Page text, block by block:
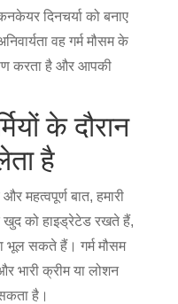
दिनचर्या को बनाए
वह गर्म मौसम के
करता है और आपकी
के दौरान
है
महत्वपूर्ण बात, हमारी
खुद को हाइड्रेटेड रखते हैं,
भूल सकते हैं। गर्म मौसम
भारी क्रीम या लोशन
है।